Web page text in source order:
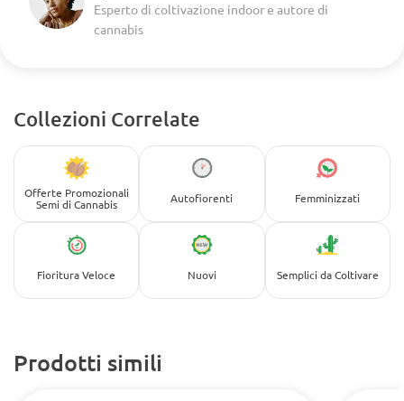
Esperto di coltivazione indoor e autore di
cannabis
Collezioni Correlate
Offerte Promozionali
Semi di Cannabis
Autofiorenti Femminizzati
Fioritura Veloce Nuovi Semplici da Coltivare
Prodotti simili